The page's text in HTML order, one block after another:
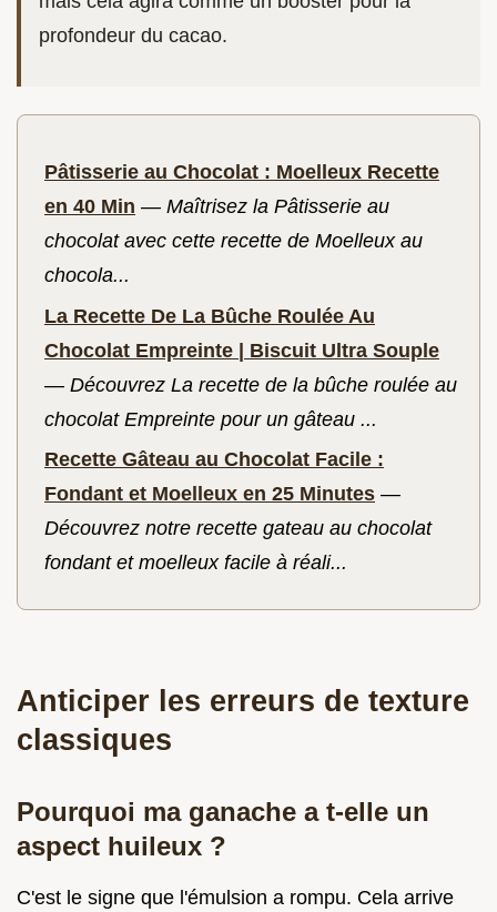
profondeur du cacao.
Pâtisserie au Chocolat : Moelleux Recette
en 40 Min — Maîtrisez la Pâtisserie au
chocolat avec cette recette de Moelleux au
chocola...
La Recette De La Bûche Roulée Au
Chocolat Empreinte | Biscuit Ultra Souple
— Découvrez La recette de la bûche roulée au
chocolat Empreinte pour un gâteau ...
Recette Gâteau au Chocolat Facile :
Fondant et Moelleux en 25 Minutes —
Découvrez notre recette gateau au chocolat
fondant et moelleux facile à réali...
Anticiper les erreurs de texture
classiques
Pourquoi ma ganache a t-elle un
aspect huileux ?
C'est le signe que l'émulsion a rompu. Cela arrive